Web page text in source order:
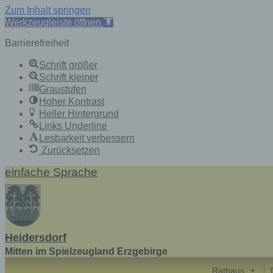
Zum Inhalt springen
Werkzeugleiste öffnen
Barrierefreiheit
Schrift größer
Schrift kleiner
Graustufen
Hoher Kontrast
Heller Hintergrund
Links Underline
Lesbarkeit verbessern
Zurücksetzen
Skip
content
einfache Sprache
Heidersdorf
Mitten im Spielzeugland Erzgebirge
Rathaus